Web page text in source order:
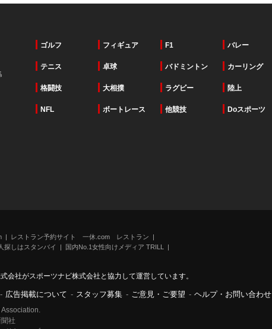
ゴルフ フィギュア F1 バレー
テニス 卓球 バドミントン カーリング
格闘技 大相撲 ラグビー 陸上
NFL ボートレース 他競技 Doスポーツ
レストラン予約サイト 一休.com レストラン
探しはスタンバイ
国内No.1女性向けメディア TRILL
会社がスポーツナビ株式会社と協力して運営しています。
- 広告掲載について - スタッフ募集 - ご意見・ご要望 - ヘルプ・お問い合わせ
社